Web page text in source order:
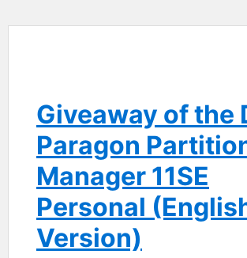
Giveaway of the
Paragon
Manager 11SE
Personal
Version)